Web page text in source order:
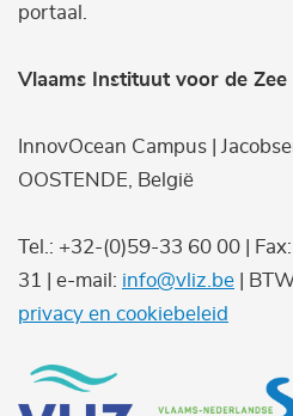
portaal.
Vlaams Instituut voor de Zee
InnovOcean Campus |
OOSTENDE, België
Tel.: +32-(0)59-33 60 00 |
31 | e-mail: info@vliz.be |
privacy en cookiebeleid